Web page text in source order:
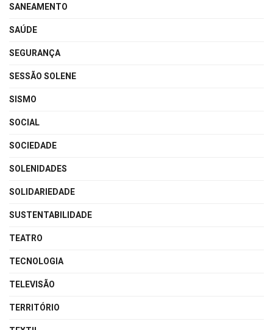
SANEAMENTO
SAÚDE
SEGURANÇA
SESSÃO SOLENE
SISMO
SOCIAL
SOCIEDADE
SOLENIDADES
SOLIDARIEDADE
SUSTENTABILIDADE
TEATRO
TECNOLOGIA
TELEVISÃO
TERRITÓRIO